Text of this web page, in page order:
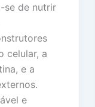
se de nutrir
celular, a
e a
e